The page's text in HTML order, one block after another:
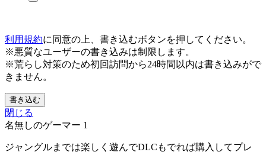
利用規約に同意の上、書き込むボタンを押してください。
※悪質なユーザーの書き込みは制限します。
※荒らし対策のため初回訪問から24時間以内は書き込みがで
きません。
書き込む
閉じる
名無しのゲーマー 1
ジャングルまでは楽しく遊んでDLCもでれば購入してプレ